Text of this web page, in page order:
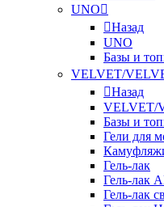
UNO
Назад
UNO
Базы и
VELVET/
Назад
VELVET/
Базы и
Гели для
Гель-лак
Гель-лак
Гель-лак